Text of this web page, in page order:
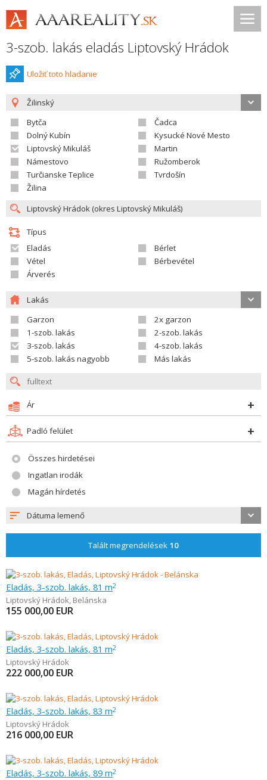
3-szob. lakás eladás Liptovský Hrádok
Uložiť toto hladanie
Žilinský
Bytča
Čadca
Dolný Kubín
Kysucké Nové Mesto
Liptovský Mikuláš
Martin
Námestovo
Ružomberok
Turčianske Teplice
Tvrdošín
Žilina
Típus
Eladás
Bérlet
Vétel
Bérbevétel
Árverés
Lakás
Garzon
2x garzon
1-szob. lakás
2-szob. lakás
3-szob. lakás
4-szob. lakás
5-szob. lakás nagyobb
Más lakás
Ár
Padló felület
Összes hirdetései
Ingatlan irodák
Magán hírdetés
Dátuma lemenő
Talált megrendelések 10
Eladás, 3-szob. lakás, 81 m2
Liptovský Hrádok, Belánska
155 000,00 EUR
Eladás, 3-szob. lakás, 81 m2
Liptovský Hrádok
222 000,00 EUR
Eladás, 3-szob. lakás, 83 m2
Liptovský Hrádok
216 000,00 EUR
Eladás, 3-szob. lakás, 89 m2